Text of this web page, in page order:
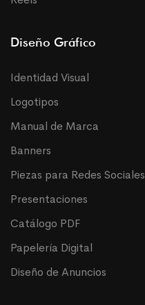
Diseño Gráfico
Identidad Visual
Logotipos
Manual de Marca
Banners
Piezas para Redes Sociales
Presentaciones
Catálogo PDF
Papelería Digital
Diseño de Anuncios